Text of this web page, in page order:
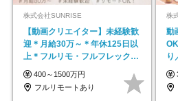
株式会社SUNRISE
【動画クリエイター】未経験歓
迎＊月給30万～＊年休125日以
上＊フルリモ・フルフレックス
◆10名の採用が決定◆
400～1500万円
フルリモートあり
株
動
り
ネ